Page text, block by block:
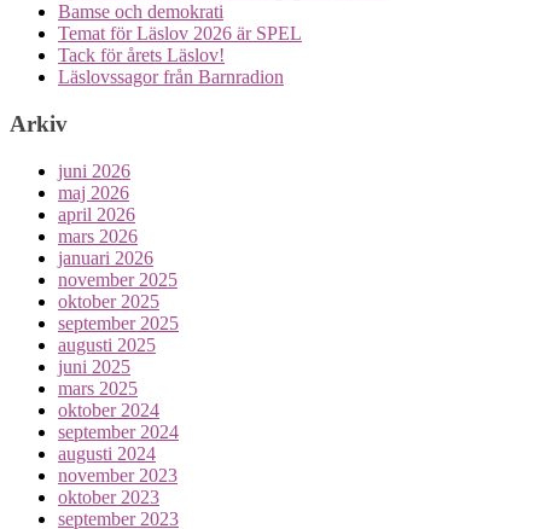
Bamse och demokrati
Temat för Läslov 2026 är SPEL
Tack för årets Läslov!
Läslovssagor från Barnradion
Arkiv
juni 2026
maj 2026
april 2026
mars 2026
januari 2026
november 2025
oktober 2025
september 2025
augusti 2025
juni 2025
mars 2025
oktober 2024
september 2024
augusti 2024
november 2023
oktober 2023
september 2023